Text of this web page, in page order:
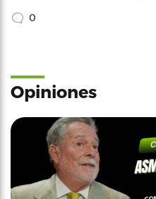
0
Opiniones